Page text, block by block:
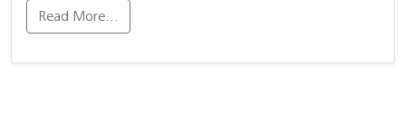
Read More…